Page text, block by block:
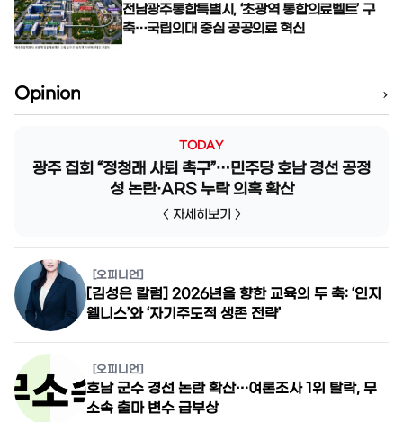
전남광주통합특별시, ‘초광역 통합의료벨트’ 구
축…국립의대 중심 공공의료 혁신
Opinion ›
TODAY
광주 집회 “정청래 사퇴 촉구”…민주당 호남 경선 공정
성 논란·ARS 누락 의혹 확산
〈 자세히보기 〉
[오피니언]
[김성은 칼럼] 2026년을 향한 교육의 두 축: ‘인지
웰니스’와 ‘자기주도적 생존 전략’
[오피니언]
호남 군수 경선 논란 확산…여론조사 1위 탈락, 무
소속 출마 변수 급부상